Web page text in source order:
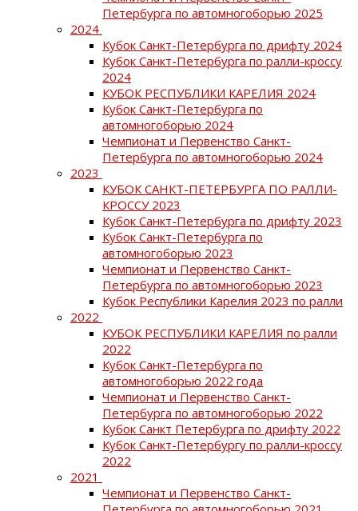
Петербурга по автомногоборью 2025
2024
Кубок Санкт-Петербурга по дрифту 2024
Кубок Санкт-Петербурга по ралли-кроссу
2024
КУБОК РЕСПУБЛИКИ КАРЕЛИЯ 2024
Кубок Санкт-Петербурга по
автомногоборью 2024
Чемпионат и Первенство Санкт-
Петербурга по автомногоборью 2024
2023
КУБОК САНКТ-ПЕТЕРБУРГА ПО РАЛЛИ-
КРОССУ 2023
Кубок Санкт-Петербурга по дрифту 2023
Кубок Санкт-Петербурга по
автомногоборью 2023
Чемпионат и Первенство Санкт-
Петербурга по автомногоборью 2023
Кубок Республики Карелия 2023 по ралли
2022
КУБОК РЕСПУБЛИКИ КАРЕЛИЯ по ралли
2022
Кубок Санкт-Петербурга по
автомногоборью 2022 года
Чемпионат и Первенство Санкт-
Петербурга по автомногоборью 2022
Кубок Санкт Петербурга по дрифту 2022
Кубок Санкт-Петербургу по ралли-кроссу
2022
2021
Чемпионат и Первенство Санкт-